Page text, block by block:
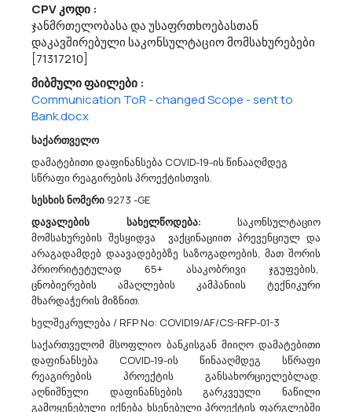
Ა(ა)იპ Დედოფლისწყაროს Მუნიციპალიტეტის Კულტურის, Სპორტისა Და
Ახალგაზრდობის Ცენტრი Აცხადებს Ბაზრის Კვლევას
24957000 - ქიმიური დანამატები.
სპორტისა და ახალგაზრდობის ცენტრი ს/კ 428531092
dedoplistsYth@procurement.gov.geსამსახურის მიკრო ავტობუსს
სჭირდება საწვავის ქიმიური დანამტი CPV 2495700060 ლიტრი.
Ა(ა)იპ Დედოფლისწყაროს Მუნიციპალიტეტის Ჰამლეტ Გონაშვილის Სახელობის
Ქართული Გალობიხა Და Ხალხური Სიმღერის Სკოლა Აცხადებს Ბაზრის Კვლევას
50312110 - უნივერსალური კომპიუტერების/ცენტრალური პროცესორების
ტექნიკური მომსახურება.
08/06/2026
ა(ა)იპ დედოფლისწყაროს მუნიციპალიტეტის ჰამლეტ
გონაშვილის სახელობის ქართული გალობიხა და ხალხური
სიმღერის სკოლა ს/კ 428519524 აცხადებს ბაზრის კვლევას
უნივერსალური კომპიუტერების /ცენტრალური პროცესორების
CPV კოდი :
ჯანმრთელობასა და უსაფრთხოებასთან
დაკავშირებული საკონსულტაციო მომსახურებები
[71317210]
მიბმული ფაილები :
Communication ToR - changed Scope - sent to
Bank.docx
საქართველო
დამატებითი დაფინანსება COVID-19-ის წინააღმდეგ
სწრაფი რეაგირების პროექტისთვის.
სესხის ნომერი 9273 -GE
დავალების სახელწოდება: საკონსულტაციო
მომსახურების შესყიდვა ვაქცინაციით პრევენციულ და
არაგადამდებ დაავადებებზე საზოგადოების, მათ შორის
პრიორიტეტულად 65+ ასაკობრივი ჯგუფების,
ცნობიერების ამაღლების კამპანიის ტექნიკური
მხარდაჭერის მიზნით.
ხელშეკრულება / RFP No: COVID19/AF/CS-RFP-01-3
საქართველომ მსოფლიო ბანკისგან მიიღო დამატებითი
დაფინანსება COVID-19-ის წინააღმდეგ სწრაფი
რეაგირების პროექტის განსახორციელებლად.
აღნიშნული დაფინანსების გარკვეული ნაწილი
გამოყენებული იქნება ხსენებული პროექტის ფარგლებში